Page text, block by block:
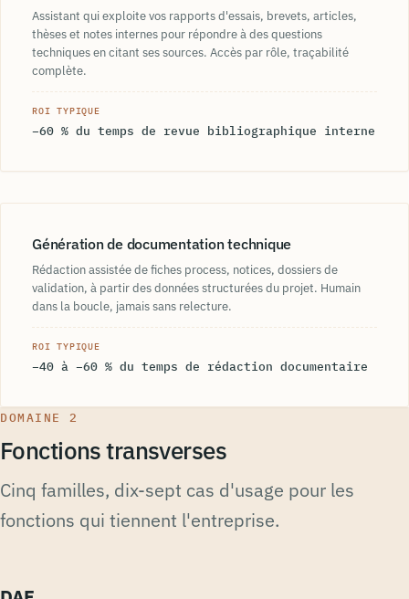
Assistant qui exploite vos rapports d'essais, brevets, articles,
thèses et notes internes pour répondre à des questions
techniques en citant ses sources. Accès par rôle, traçabilité
complète.
ROI TYPIQUE
−60 % du temps de revue bibliographique interne
Génération de documentation technique
Rédaction assistée de fiches process, notices, dossiers de
validation, à partir des données structurées du projet. Humain
dans la boucle, jamais sans relecture.
ROI TYPIQUE
−40 à −60 % du temps de rédaction documentaire
DOMAINE 2
Fonctions transverses
Cinq familles, dix-sept cas d'usage pour les
fonctions qui tiennent l'entreprise.